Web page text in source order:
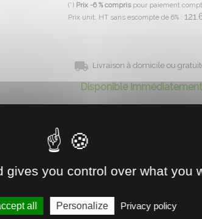
(*) Prix -6 % compris pour paiement
Prix unit. HT sans escompte de 6% :
Livraison à domicile ou
Disponible
gives you control over what you
all Personalize Privacy policy